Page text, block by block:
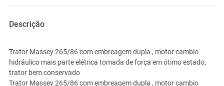
Descrição
Trator Massey 265/86 com embreagem dupla , motor cambio
hidráulico mais parte elétrica tomada de força em ótimo estado,
trator bem conservado
Trator Massey 265/86 com embreagem dupla , motor cambio